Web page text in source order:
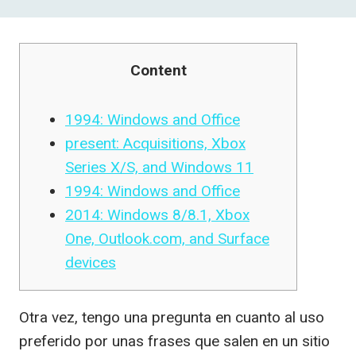
Content
1994: Windows and Office
present: Acquisitions, Xbox
Series X/S, and Windows 11
1994: Windows and Office
2014: Windows 8/8.1, Xbox
One, Outlook.com, and Surface
devices
Otra vez, tengo una pregunta en cuanto al uso
preferido por unas frases que salen en un sitio